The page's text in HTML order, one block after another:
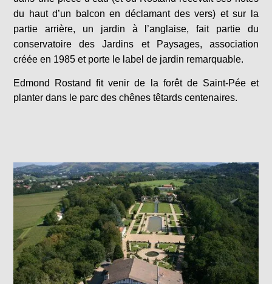
du haut d’un balcon en déclamant des vers) et sur la
partie arrière, un jardin à l’anglaise, fait partie du
conservatoire des Jardins et Paysages, association
créée en 1985 et porte le label de jardin remarquable.
Edmond Rostand fit venir de la forêt de Saint-Pée et
planter dans le parc des chênes têtards centenaires.